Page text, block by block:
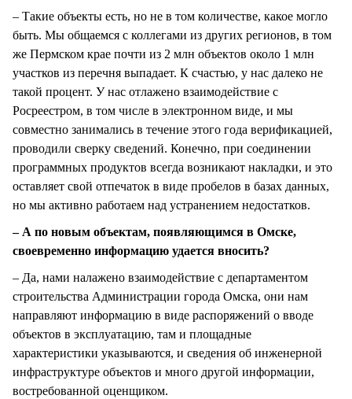
– Такие объекты есть, но не в том количестве, какое могло
быть. Мы общаемся с коллегами из других регионов, в том
же Пермском крае почти из 2 млн объектов около 1 млн
участков из перечня выпадает. К счастью, у нас далеко не
такой процент. У нас отлажено взаимодействие с
Росреестром, в том числе в электронном виде, и мы
совместно занимались в течение этого года верификацией,
проводили сверку сведений. Конечно, при соединении
программных продуктов всегда возникают накладки, и это
оставляет свой отпечаток в виде пробелов в базах данных,
но мы активно работаем над устранением недостатков.
– А по новым объектам, появляющимся в Омске,
своевременно информацию удается вносить?
– Да, нами налажено взаимодействие с департаментом
строительства Администрации города Омска, они нам
направляют информацию в виде распоряжений о вводе
объектов в эксплуатацию, там и площадные
характеристики указываются, и сведения об инженерной
инфраструктуре объектов и много другой информации,
востребованной оценщиком.